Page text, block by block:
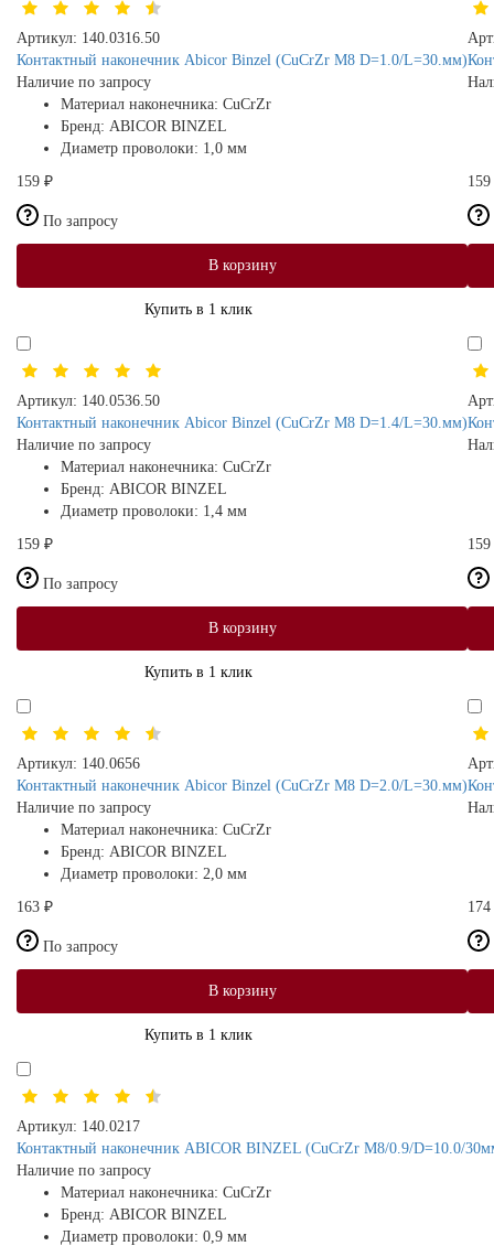
Артикул: 140.0316.50
Контактный наконечник Abicor Binzel (CuCrZr M8 D=1.0/L=30.мм)
Наличие по запросу
Материал наконечника: CuCrZr
Бренд: ABICOR BINZEL
Диаметр проволоки: 1,0 мм
159 ₽
По запросу
В корзину
Купить в 1 клик
Артикул: 140.0536.50
Контактный наконечник Abicor Binzel (CuCrZr M8 D=1.4/L=30.мм)
Наличие по запросу
Материал наконечника: CuCrZr
Бренд: ABICOR BINZEL
Диаметр проволоки: 1,4 мм
159 ₽
По запросу
В корзину
Купить в 1 клик
Артикул: 140.0656
Контактный наконечник Abicor Binzel (CuCrZr M8 D=2.0/L=30.мм)
Наличие по запросу
Материал наконечника: CuCrZr
Бренд: ABICOR BINZEL
Диаметр проволоки: 2,0 мм
163 ₽
По запросу
В корзину
Купить в 1 клик
Артикул: 140.0217
Контактный наконечник ABICOR BINZEL (CuCrZr M8/0.9/D=10.0/
Наличие по запросу
Материал наконечника: CuCrZr
Бренд: ABICOR BINZEL
Диаметр проволоки: 0,9 мм